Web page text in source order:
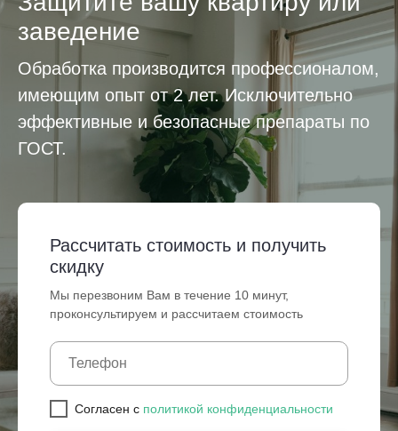
заведение
Обработка производится профессионалом,
имеющим опыт от 2 лет. Исключительно
эффективные и безопасные препараты по
ГОСТ.
Рассчитать стоимость и получить
скидку
Мы перезвоним Вам в течение 10 минут,
проконсультируем и рассчитаем стоимость
Cогласен с политикой конфиденциальности